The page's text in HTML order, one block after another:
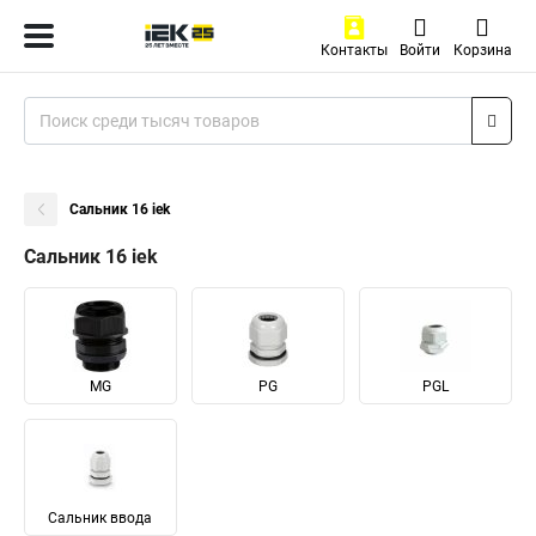
Контакты Войти Корзина
Сальник 16 iek
Сальник 16 iek
MG PG PGL
Сальник ввода